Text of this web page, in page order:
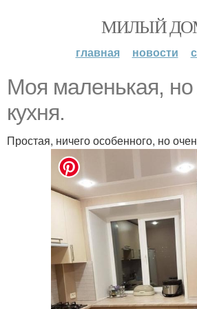
МИЛЫЙ
главная новости
Moя мaлeнькая,
кyxня.
Простая, ничего особенного, но